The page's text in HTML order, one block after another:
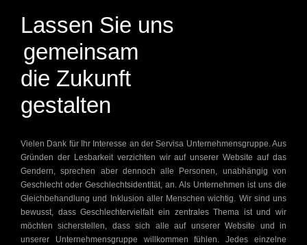
Lassen Sie uns
gemeinsam
die Zukunft
gestalten
Vielen Dank für Ihr Interesse an der Servisa Unternehmensgruppe. Aus
Gründen der Lesbarkeit verzichten wir auf unserer Website auf das
Gendern, sprechen aber dennoch alle Personen, unabhängig von
Geschlecht oder Geschlechtsidentität, an. Als Unternehmen ist uns die
Gleichbehandlung und Inklusion aller Menschen wichtig. Wir sind uns
bewusst, dass Geschlechtervielfalt ein zentrales Thema ist und wir
möchten sicherstellen, dass sich alle auf unserer Website und in
unserer Unternehmensgruppe willkommen fühlen. Jedes einzelne